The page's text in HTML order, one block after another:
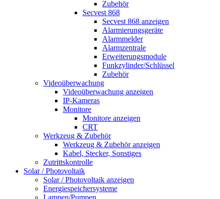
Zubehör
Secvest 868
Secvest 868 anzeigen
Alarmierungsgeräte
Alarmmelder
Alarmzentrale
Erweiterungsmodule
Funkzylinder/Schlüssel
Zubehör
Videoüberwachung
Videoüberwachung anzeigen
IP-Kameras
Monitore
Monitore anzeigen
CRT
Werkzeug & Zubehör
Werkzeug & Zubehör anzeigen
Kabel, Stecker, Sonstiges
Zutrittskontrolle
Solar / Photovoltaik
Solar / Photovoltaik anzeigen
Energiespeichersysteme
Lampen/Pumpen